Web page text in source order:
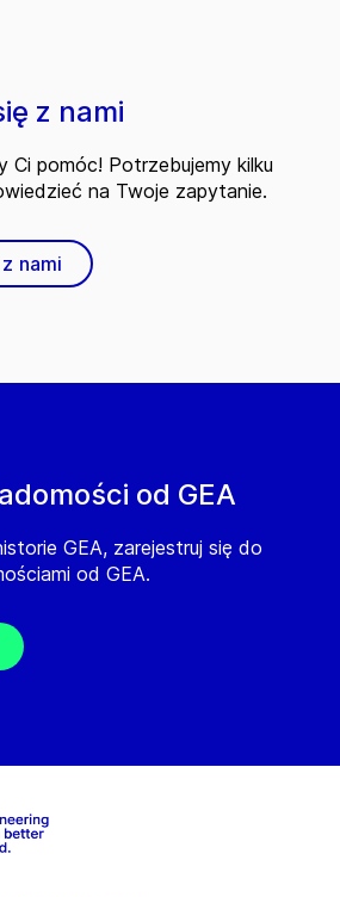
od GEA
GEA, zarejestruj się do
od GEA.
z nami
pomóc! Potrzebujemy kilku
na Twoje zapytanie.
nami